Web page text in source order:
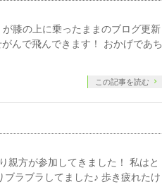
膝の上に乗ったままのブログ更新
んで飛んできます！ おかげであち
この記事を読む
親方が参加してきました！ 私はと
ラブラしてました♪ 歩き疲れたけ